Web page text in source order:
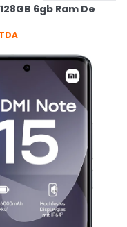
6gb Ram De